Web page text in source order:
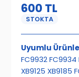
600 TL
STOKTA
Uyumlu
FC9932 FC9934
XB9125 XB9185